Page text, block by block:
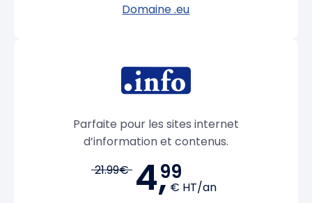
Domaine .eu
Parfaite pour les sites internet
d’information et contenus.
21.99€ 4,99
€ HT/an